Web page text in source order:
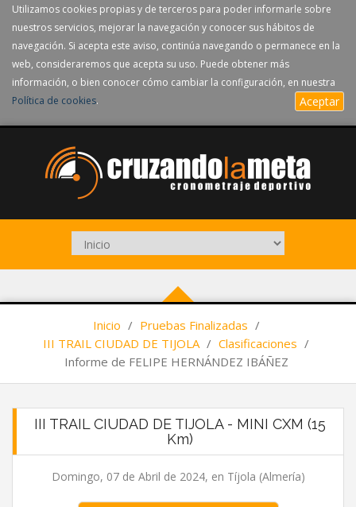
Utilizamos cookies propias y de terceros para poder informarle sobre
nuestros servicios, mejorar la navegación y conocer sus hábitos de
navegación. Si acepta este aviso, continúa navegando o permanece en la
web, consideraremos que acepta su uso. Puede obtener más
información, o bien conocer cómo cambiar la configuración, en nuestra
Política de cookies. Aceptar
Inicio / Pruebas Finalizadas /
III TRAIL CIUDAD DE TIJOLA / Clasificaciones /
Informe de FELIPE HERNÁNDEZ IBÁÑEZ
III TRAIL CIUDAD DE TIJOLA - MINI CXM (15
Km)
Domingo, 07 de Abril de 2024, en Tíjola (Almería)